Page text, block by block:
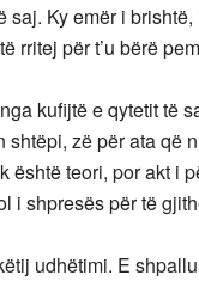
Ky emër i
rritej për t’u bërë
kufijtë e qytetit të
shtëpi, zë për ata që
është teori, por akt i
i shpresës për të
udhëtimi. E